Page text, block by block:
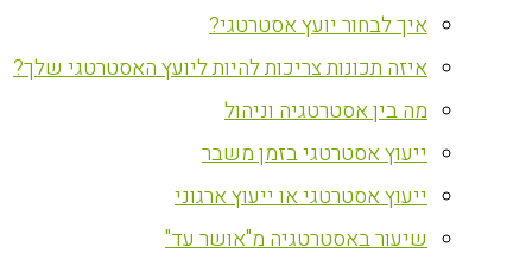
איך לבחור יועץ אסטרטגי?
איזה תכונות צריכות להיות ליועץ האסטרטגי שלך?
מה בין אסטרטגיה וניהול
ייעוץ אסטרטגי בזמן משבר
ייעוץ אסטרטגי או ייעוץ ארגוני
שיעור באסטרטגיה מ"אושר עד"